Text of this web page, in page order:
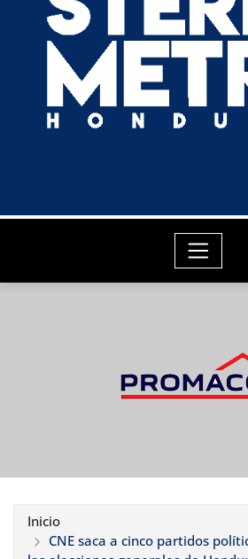
Inicio
CNE saca a cinco partidos